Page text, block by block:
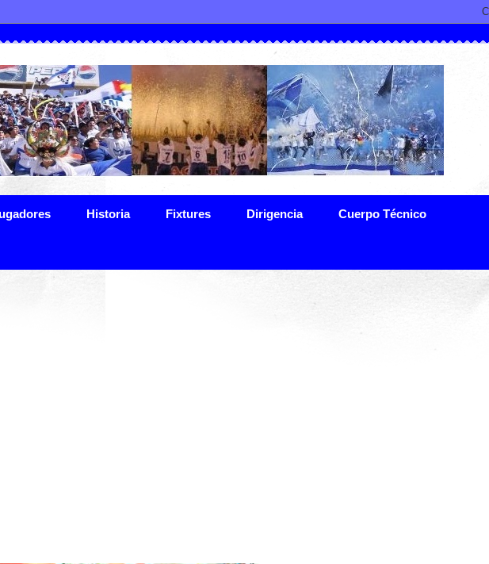
Historia Fixtures Dirigencia Cuerpo Técnico